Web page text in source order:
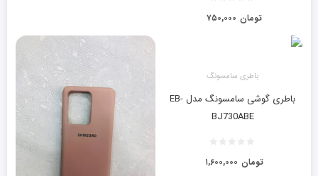
۷۵۰,۰۰۰ تومان
باطری سامسونگ
باطری گوشی سامسونگ مدل EB-
BJ730ABE
۱,۶۰۰,۰۰۰ تومان